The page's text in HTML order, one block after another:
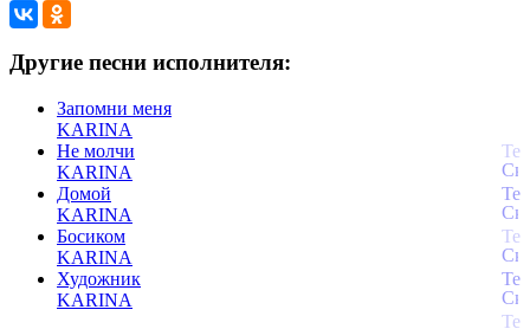
Другие песни исполнителя:
Запомни меня
KARINA
Не молчи
KARINA
Домой
KARINA
Босиком
KARINA
Художник
KARINA